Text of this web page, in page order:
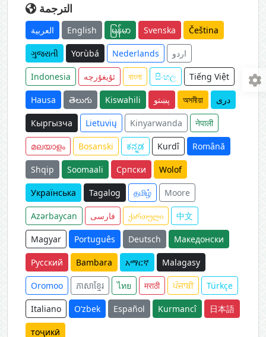
الترجمة
العربية English မြန်မာ Svenska Čeština
ગુજરાતી Yorùbá Nederlands اردو
Indonesia ئۇيغۇرچە বাংলা සිංහල Tiếng Việt
Hausa తెలుగు Kiswahili پښتو অসমীয়া دری
Кыргызча Lietuvių Kinyarwanda नेपाली
മലയാളം Bosanski ಕನ್ನಡ Kurdî Română
Shqip Soomaali Српски Wolof
Українська Tagalog தமிழ் Moore
Azərbaycan فارسی ქართული 中文
Magyar Português Deutsch Македонски
Русский Bambara አማርኛ Malagasy
Oromoo ភាសាខ្មែរ ไทย मराठी ਪੰਜਾਬੀ Türkçe
Italiano O‘zbek Español Kurmancî 日本語
тоҷикӣ